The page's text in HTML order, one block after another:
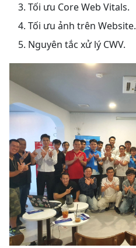
Tối ưu Core Web Vitals.
Tối ưu ảnh trên Website.
Nguyên tắc xử lý CWV.